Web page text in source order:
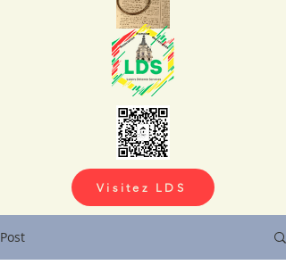
Visitez LDS
Post